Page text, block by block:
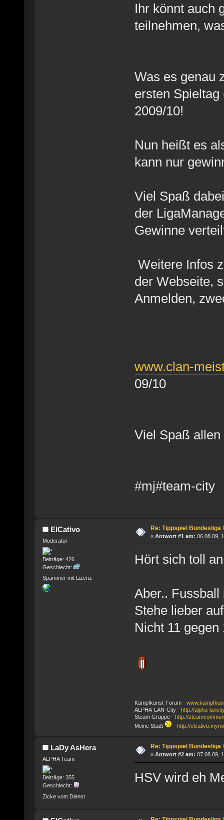
Ihr könnt auch
teilnehmen,
Was es genau
ersten
2009/10!
Nun heißt es
kann nur
Viel Spaß
der
Gewinne
Weitere Infos
der Webseite,
Anmelden,
www.clan-
09/10
Viel Spaß
#mj#team-city
ElCativo
Moderator
Beiträge: 426
Geschlecht:
Spammer mit Lizenz
Re: Tippspiel Bundesliga
« Antwort #1 am: 06.08.09,
Hört sich toll
Aber..
Stehe lieber
Nicht 11 gegen
Kampfkunst-Forum -
ALPHA-LAN-City - http://alpha-
Steam Gruppe - http://
Meine Stadt
- http://
LaDy AsHera
ALPHA Team
Beiträge: 355
Geschlecht:
Zicke vom Dienst
Re: Tippspiel
« Antwort #2 am: 07.08.09,
HSV wird eh